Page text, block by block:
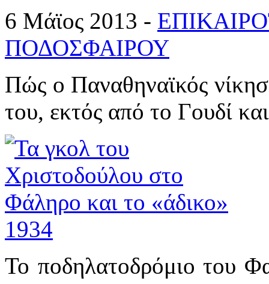
6 Μάϊος 2013 -
ΠΟΔΟΣΦΑΙΡΟΥ
Πώς ο Παναθηναϊκός
του, εκτός από το Γουδί
Το ποδηλατοδρόμιο του